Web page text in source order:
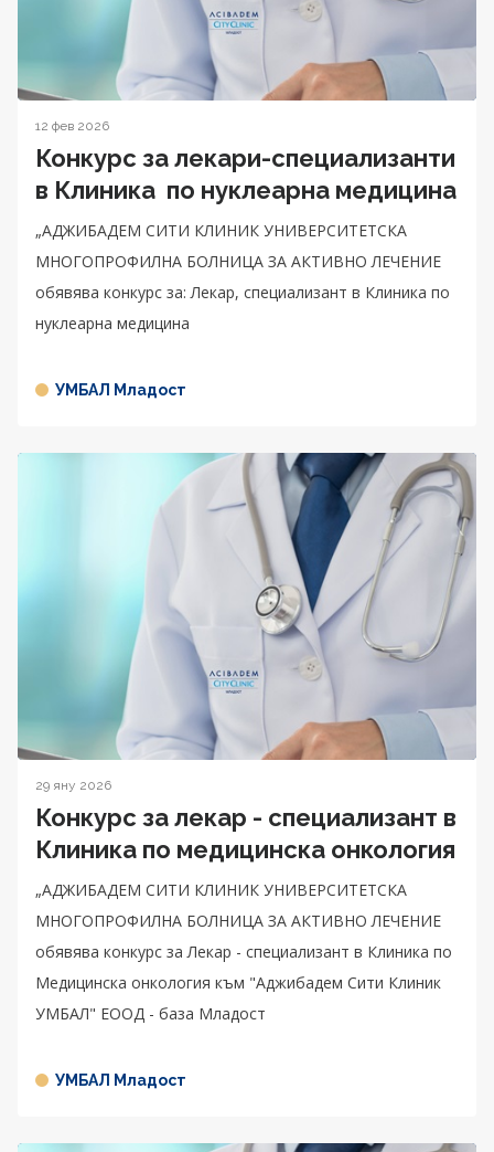
12 фев 2026
Конкурс за лекари-специализанти
в Клиника по нуклеарна медицина
„АДЖИБАДЕМ СИТИ КЛИНИК УНИВЕРСИТЕТСКА
МНОГОПРОФИЛНА БОЛНИЦА ЗА АКТИВНО ЛЕЧЕНИЕ
обявява конкурс за: Лекар, специализант в Клиника по
нуклеарна медицина
УМБАЛ Младост
29 яну 2026
Конкурс за лекар - специализант в
Клиника по медицинска онкология
„АДЖИБАДЕМ СИТИ КЛИНИК УНИВЕРСИТЕТСКА
МНОГОПРОФИЛНА БОЛНИЦА ЗА АКТИВНО ЛЕЧЕНИЕ
обявява конкурс за Лекар - специализант в Клиника по
Медицинска онкология към "Аджибадем Сити Клиник
УМБАЛ" ЕООД - база Младост
УМБАЛ Младост